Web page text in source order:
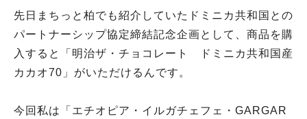
先日まちっと柏でも紹介していたドミニカ共和国との
パートナーシップ協定締結記念企画として、商品を購
入すると「明治ザ・チョコレート ドミニカ共和国産
カカオ70」がいただけるんです。
今回私は「エチオピア・イルガチェフェ・GARGAR